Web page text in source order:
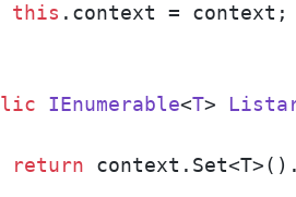
this .context = context;
IEnumerable<T>
return